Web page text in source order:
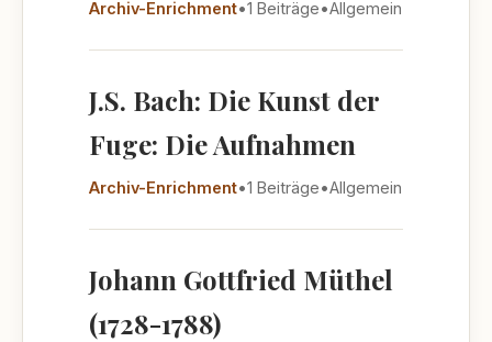
Archiv-Enrichment•1 Beiträge•Allgemein
J.S. Bach: Die Kunst der
Fuge: Die Aufnahmen
Archiv-Enrichment•1 Beiträge•Allgemein
Johann Gottfried Müthel
(1728-1788)